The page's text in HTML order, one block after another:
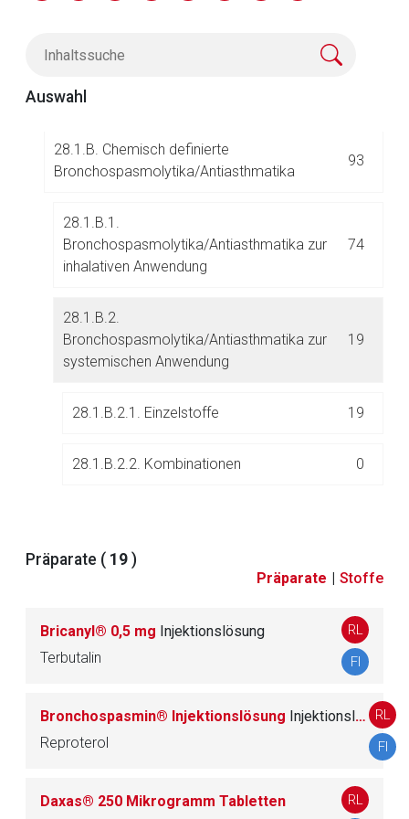
Auswahl
ndere Mittel für den Respirationstrakt
28.1. Bronchospasmolytika/Antiasthmatika
28.1.B. Chemisch definierte
Bronchospasmolytika/Antiasthmatika
93
28.1.B.1.
Bronchospasmolytika/Antiasthmatika zur
inhalativen Anwendung
74
28.1.B.2.
Bronchospasmolytika/Antiasthmatika zur
systemischen Anwendung
19
28.1.B.2.1. Einzelstoffe 19
28.1.B.2.2. Kombinationen 0
28.2. Andere Mittel für den Respirationstrakt 16
28.D. Homöopathika 3
30. Cholinergika
31. Corticoide (Interna) 51
Präparate ( 19 )
Präparate | Stoffe
Bricanyl® 0,5 mg Injektionslösung
Terbutalin
RL
FI
Bronchospasmin® Injektionslösung Injektionslösung zur intravenösen Anwendung
Reproterol
RL
FI
Daxas® 250 Mikrogramm Tabletten RL
Aufruf einer externen Seite
Seite. Für die Inhalte der externen Web-Seite ist deren
Betreiber verantwortlich. Ebenso gelten dort ggf. andere
Datenschutzbestimmungen.
Zurück zur rote-liste.de Zur Seite